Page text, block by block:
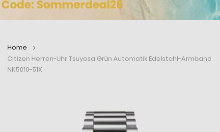
Home
Citizen Herren-Uhr Tsuyosa Grün Automatik Edelstahl-Armband
NK5010-51X